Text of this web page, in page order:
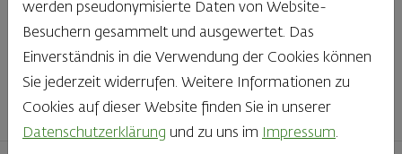
Haubis. Beste Zutaten und Handwerk, das seinen
Namen auch verdient – das schmeckt man einfach!
Finden Sie Ihr Lieblingsprodukt
werden pseudonymisierte Daten von Website-
Besuchern gesammelt und ausgewertet. Das
Einverständnis in die Verwendung der Cookies können
Sie jederzeit widerrufen. Weitere Informationen zu
Cookies auf dieser Website finden Sie in unserer
Datenschutzerklärung und zu uns im Impressum.